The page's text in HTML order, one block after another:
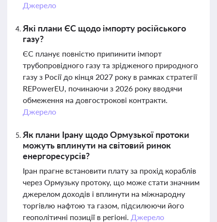
Джерело
Які плани ЄС щодо імпорту російського
газу?
ЄС планує повністю припинити імпорт
трубопровідного газу та зрідженого природного
газу з Росії до кінця 2027 року в рамках стратегії
REPowerEU, починаючи з 2026 року вводячи
обмеження на довгострокові контракти.
Джерело
Як плани Ірану щодо Ормузької протоки
можуть вплинути на світовий ринок
енергоресурсів?
Іран прагне встановити плату за прохід кораблів
через Ормузьку протоку, що може стати значним
джерелом доходів і вплинути на міжнародну
торгівлю нафтою та газом, підсилюючи його
геополітичні позиції в регіоні. Джерело